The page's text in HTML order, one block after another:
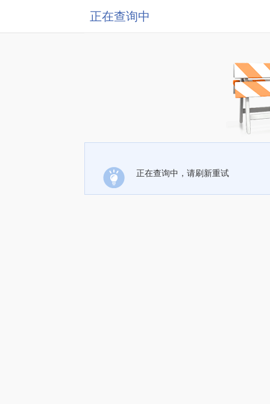
正在查询中
正在查询中，请刷新重试